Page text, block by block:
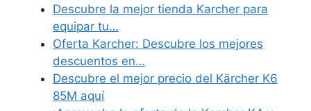
Descubre la mejor tienda Karcher para
equipar tu…
Oferta Karcher: Descubre los mejores
descuentos en…
Descubre el mejor precio del Kärcher K6
85M aquí